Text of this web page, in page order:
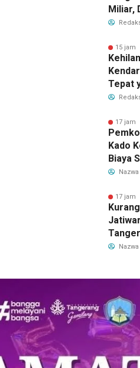
Miliar,
15 jam
Tepat
17 jam
Kado
Biaya
AirNazwa
17 jam
Nazwa